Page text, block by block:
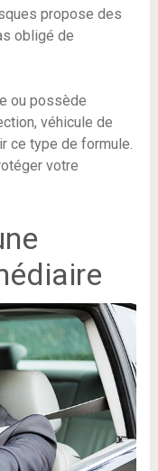
propose des
obligé de
ou possède
véhicule de
ce type de formule.
votre